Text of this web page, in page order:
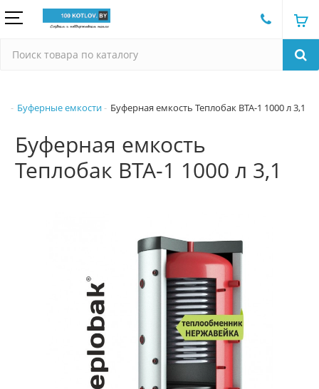
Буферные емкости Буферная емкость Теплобак ВТА-1 1000 л 3,1
Буферная емкость
Теплобак ВТА-1 1000 л 3,1